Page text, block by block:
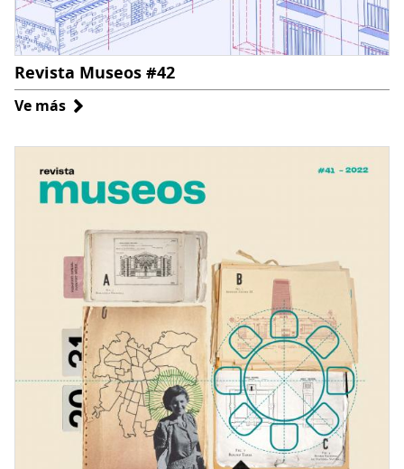
Revista Museos #42
Ve más sobre
Museos
#42